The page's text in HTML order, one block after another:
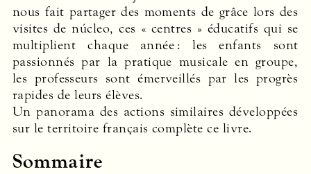
nous fait partager des moments de grâce lors des
visites de núcleo, ces « centres » éducatifs qui se
multiplient chaque année : les enfants sont
passionnés par la pratique musicale en groupe,
les professeurs sont émerveillés par les progrès
rapides de leurs élèves.
Un panorama des actions similaires développées
sur le territoire français complète ce livre.
Sommaire